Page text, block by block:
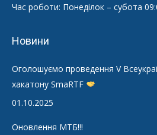
Час роботи: Понеділок – субота
Новини
Оголошуємо проведення V
хакатону SmaRTF
01.10.2025
Оновлення МТБ!!!